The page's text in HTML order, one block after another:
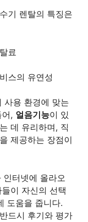
기 렌탈의 특징은
료
스의 유연성
사용 환경에 맞는
, 얼음기능이 있
데 유리하며, 직
제공하는 장점이
터넷에 올라오
이 자신의 선택
도움을 줍니다.
드시 후기와 평가